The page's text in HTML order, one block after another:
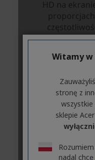
Witamy w
stronę z
sklepie
nadal chcę